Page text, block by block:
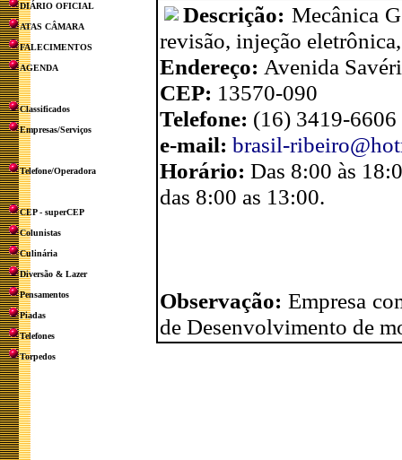
DIÁRIO OFICIAL
ATAS CÂMARA
FALECIMENTOS
AGENDA
Classificados
Empresas/Serviços
Telefone/Operadora
CEP - superCEP
Colunistas
Culinária
Diversão & Lazer
Pensamentos
Piadas
Telefones
Torpedos
Descrição: Mecânica
revisão, injeção
Endereço: Avenida
CEP: 13570-090
Telefone: (16) 3419-6606
e-mail: brasil-
Horário: Das 8:00 às
das 8:00 as 13:00.
Observação: Empresa
de Desenvolvimento de